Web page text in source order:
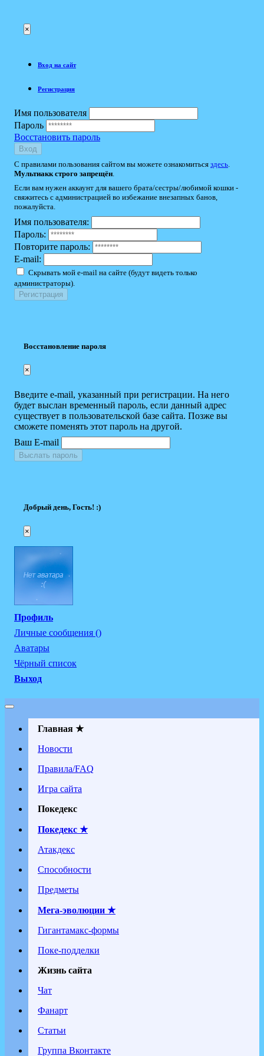
×
Вход на сайт
Регистрация
Имя пользователя
Пароль
Восстановить пароль
Вход
С правилами пользования сайтом вы можете ознакомиться здесь
Мультиакк строго запрещён
Если вам нужен аккаунт для вашего брата/сестры/любимой кошки -
свяжитесь с администрацией во избежание внезапных банов,
пожалуйста.
Имя пользователя:
Пароль:
Повторите пароль:
E-mail:
Скрывать мой e-mail на сайте (будут видеть только
администраторы).
Восстановление пароля
×
Введите e-mail, указанный при регистрации. На него
будет выслан временный пароль, если данный адрес
существует в пользовательской базе сайта. Позже вы
сможете поменять этот пароль на другой.
Ваш E-mail
Выслать пароль
Добрый день, Гость! :)
×
Профиль
Личные сообщения ()
Аватары
Чёрный список
Выход
Главная ★
Новости
Правила/FAQ
Игра сайта
Покедекс
Покедекс ★
Атакдекс
Способности
Предметы
Мега-эволюции ★
Гигантамакс-формы
Поке-подделки
Жизнь сайта
Чат
Фанарт
Статьи
Группа Вконтакте